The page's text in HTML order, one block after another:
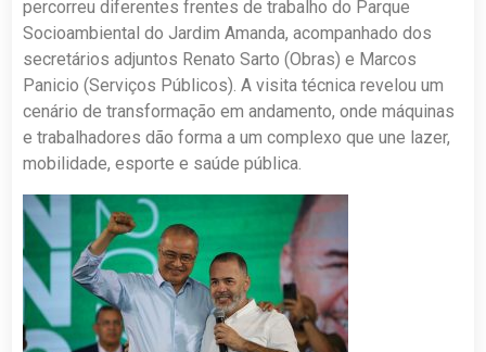
percorreu diferentes frentes de trabalho do Parque
Socioambiental do Jardim Amanda, acompanhado dos
secretários adjuntos Renato Sarto (Obras) e Marcos
Panicio (Serviços Públicos). A visita técnica revelou um
cenário de transformação em andamento, onde máquinas
e trabalhadores dão forma a um complexo que une lazer,
mobilidade, esporte e saúde pública.